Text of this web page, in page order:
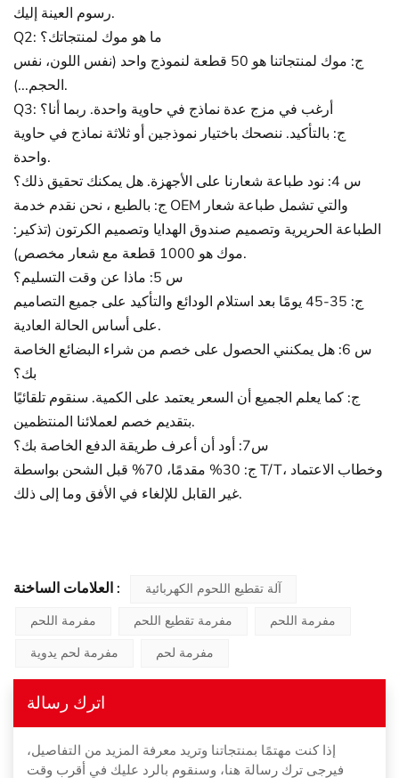
رسوم العينة إليك.
Q2: ما هو موك لمنتجاتك؟
ج: موك لمنتجاتنا هو 50 قطعة لنموذج واحد (نفس اللون، نفس
الحجم...).
Q3: أرغب في مزج عدة نماذج في حاوية واحدة. ربما أنا؟
ج: بالتأكيد. ننصحك باختيار نموذجين أو ثلاثة نماذج في حاوية
واحدة.
س 4: نود طباعة شعارنا على الأجهزة. هل يمكنك تحقيق ذلك؟
ج: بالطبع ، نحن نقدم خدمة OEM والتي تشمل طباعة شعار
الطباعة الحريرية وتصميم صندوق الهدايا وتصميم الكرتون (تذكير:
موك هو 1000 قطعة مع شعار مخصص).
س 5: ماذا عن وقت التسليم؟
ج: 35-45 يومًا بعد استلام الودائع والتأكيد على جميع التصاميم
على أساس الحالة العادية.
س 6: هل يمكنني الحصول على خصم من شراء البضائع الخاصة
بك؟
ج: كما يعلم الجميع أن السعر يعتمد على الكمية. سنقوم تلقائيًا
بتقديم خصم لعملائنا المنتظمين.
س7: أود أن أعرف طريقة الدفع الخاصة بك؟
ج: 30% مقدمًا، 70% قبل الشحن بواسطة T/T، وخطاب الاعتماد
غير القابل للإلغاء في الأفق وما إلى ذلك.
العلامات الساخنة :
آلة تقطيع اللحوم الكهربائية
مفرمة اللحم
مفرمة تقطيع اللحم
مفرمة اللحم
مفرمة لحم يدوية
مفرمة لحم
اترك رسالة
إذا كنت مهتمًا بمنتجاتنا وتريد معرفة المزيد من التفاصيل،
فيرجى ترك رسالة هنا، وسنقوم بالرد عليك في أقرب وقت